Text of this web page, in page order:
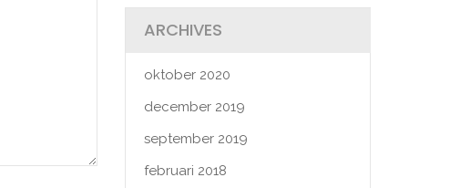
ARCHIVES
oktober 2020
december 2019
september 2019
februari 2018